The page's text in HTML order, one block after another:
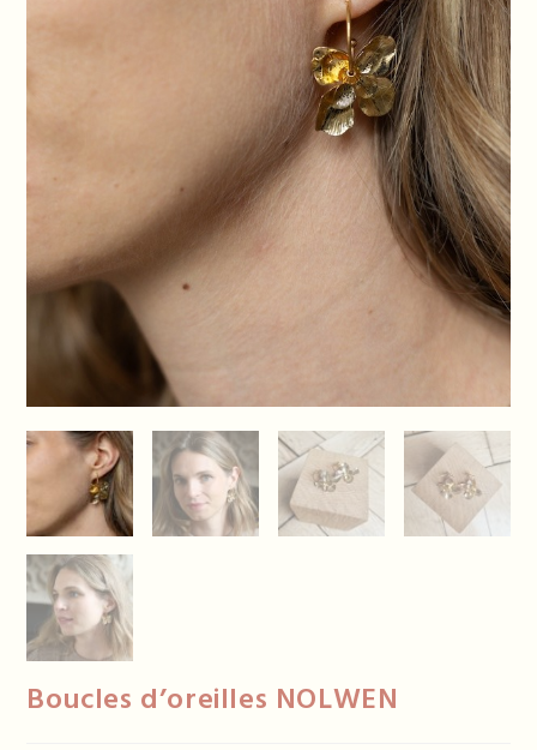
Boucles d’oreilles NOLWEN